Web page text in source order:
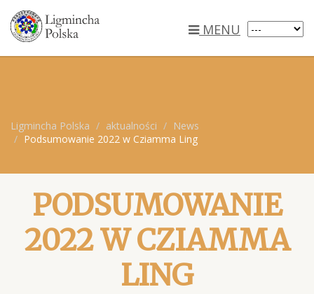
MENU
Ligmincha Polska aktualności
News
Podsumowanie 2022 w Cziamma Ling
PODSUMOWANIE
2022 W CZIAMMA
LING